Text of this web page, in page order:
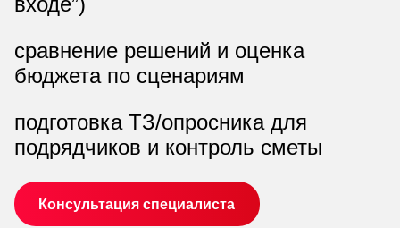
сравнение решений и оценка
бюджета по сценариям
подготовка ТЗ/опросника для
подрядчиков и контроль сметы
Консультация специалиста